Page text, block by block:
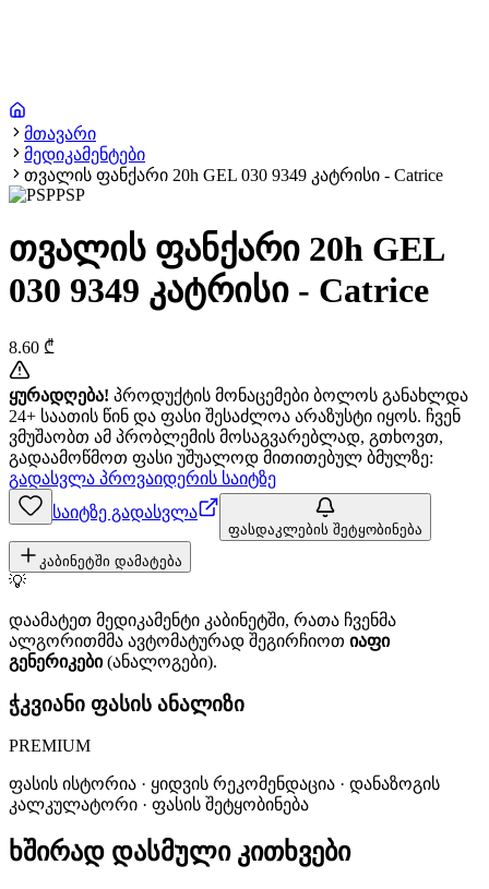
მთავარი
მედიკამენტები
თვალის ფანქარი 20h GEL 030 9349 კატრისი - Catrice
PSP
თვალის ფანქარი 20h GEL
030 9349 კატრისი - Catrice
8.60 ₾
ყურადღება! პროდუქტის მონაცემები ბოლოს განახლდა
24+ საათის წინ და ფასი შესაძლოა არაზუსტი იყოს. ჩვენ
ვმუშაობთ ამ პრობლემის მოსაგვარებლად, გთხოვთ,
გადაამოწმოთ ფასი უშუალოდ მითითებულ ბმულზე:
გადასვლა პროვაიდერის საიტზე
საიტზე გადასვლა
ფასდაკლების შეტყობინება
კაბინეტში დამატება
💡
დაამატეთ მედიკამენტი კაბინეტში, რათა ჩვენმა
ალგორითმმა ავტომატურად შეგირჩიოთ იაფი
გენერიკები(ანალოგები).
ჭკვიანი ფასის ანალიზი
PREMIUM
ფასის ისტორია · ყიდვის რეკომენდაცია · დანაზოგის
კალკულატორი · ფასის შეტყობინება
ხშირად დასმული კითხვები